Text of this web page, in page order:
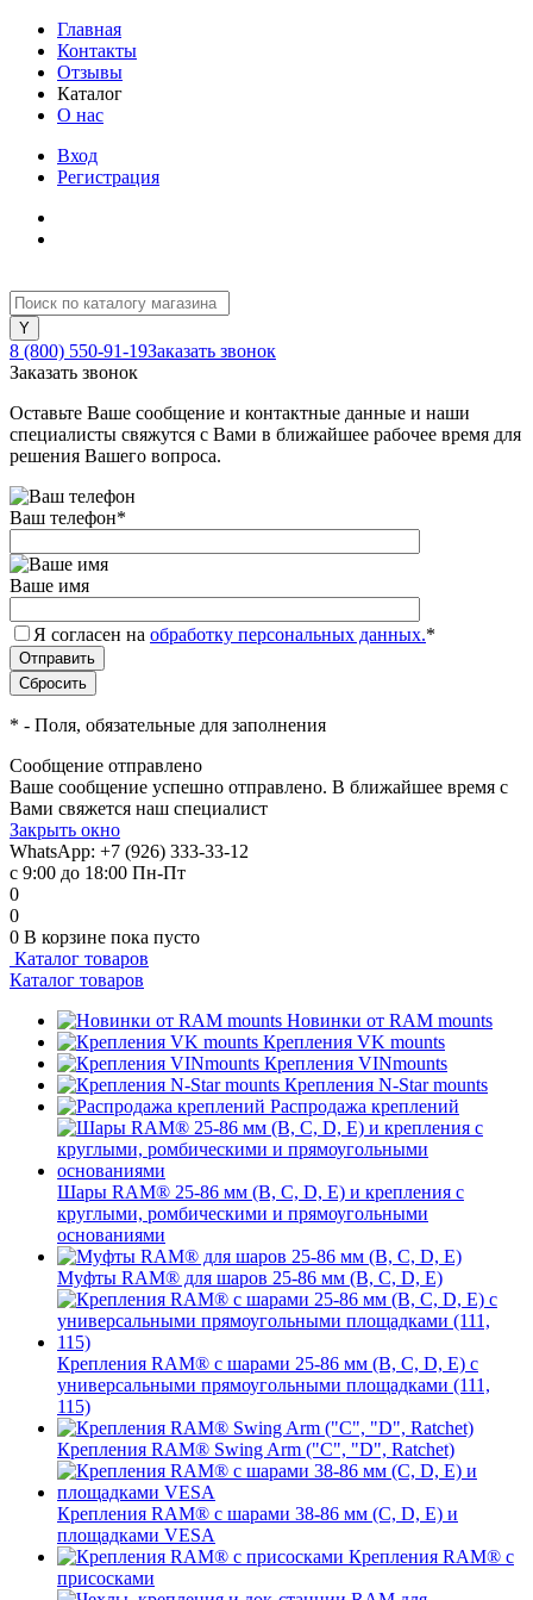
Главная
Контакты
Отзывы
Каталог
О нас
Вход
Регистрация
8 (800) 550-91-19Заказать звонок
Заказать звонок
Оставьте Ваше сообщение и контактные данные и наши
специалисты свяжутся с Вами в ближайшее рабочее время для
решения Вашего вопроса.
Ваш телефон*
Ваше имя
Я согласен на обработку персональных данных.*
* - Поля, обязательные для заполнения
Сообщение отправлено
Ваше сообщение успешно отправлено. В ближайшее время с
Вами свяжется наш специалист
Закрыть окно
WhatsApp: +7 (926) 333-33-12
с 9:00 до 18:00 Пн-Пт
0
0
0 В корзине пока пусто
Каталог товаров
Каталог товаров
Новинки от RAM mounts
Крепления VK mounts
Крепления VINmounts
Крепления N-Star mounts
Распродажа креплений
Шары RAM® 25-86 мм (B, C, D, E) и крепления с
круглыми, ромбическими и прямоугольными
основаниями
Муфты RAM® для шаров 25-86 мм (B, C, D, E)
Крепления RAM® с шарами 25-86 мм (B, C, D, E) с
универсальными прямоугольными площадками (111,
115)
Крепления RAM® Swing Arm ("C", "D", Ratchet)
Крепления RAM® с шарами 38-86 мм (C, D, E) и
площадками VESA
Крепления RAM® с
присосками